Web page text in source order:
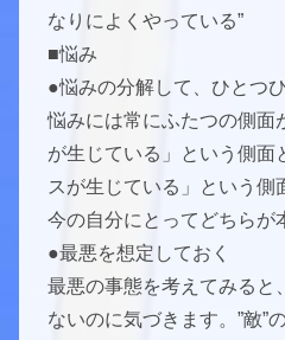
なりによくやっている”
■悩み
●悩みの分解して、ひとつ
悩みには常にふたつの側面
が生じている」という側面
スが生じている」という側
今の自分にとってどちらが
●最悪を想定しておく
最悪の事態を考えてみると
ないのに気づきます。”敵”